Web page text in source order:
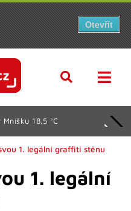
18.5 °C
1. legální graffiti stěnu
1. legální
Otevřít